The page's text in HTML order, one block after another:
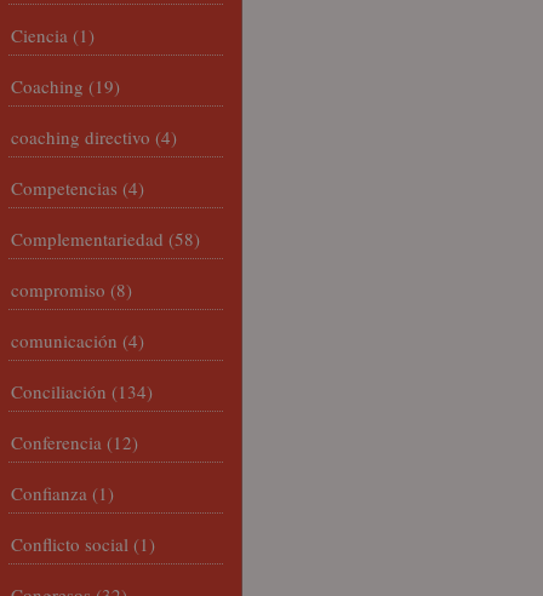
Ciencia (1)
Coaching (19)
coaching directivo (4)
Competencias (4)
Complementariedad (58)
compromiso (8)
comunicación (4)
Conciliación (134)
Conferencia (12)
Confianza (1)
Conflicto social (1)